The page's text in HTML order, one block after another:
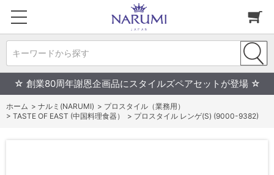
キーワードから探す
☆ 創業80周年謝恩企画品にスタイルズペアセットが登場 ☆
ホーム > ナルミ(NARUMI) > プロスタイル（業務用）
> TASTE OF EAST (中国料理食器） > プロスタイル レンゲ(S) (9000-9382)